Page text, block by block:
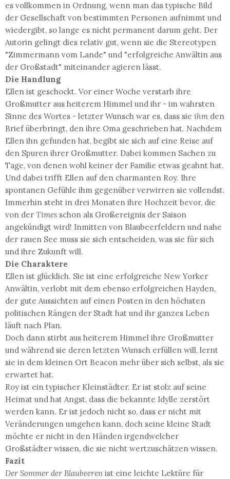
es vollkommen in Ordnung, wenn man das typische Bild
der Gesellschaft von bestimmten Personen aufnimmt und
wiedergibt, so lange es nicht permanent darum geht. Der
Autorin gelingt dies relativ gut, wenn sie die Stereotypen
"Zimmermann vom Lande" und "erfolgreiche Anwältin aus
der Großstadt" miteinander agieren lässt.
Die Handlung
Ellen ist geschockt. Vor einer Woche verstarb ihre
Großmutter aus heiterem Himmel und ihr - im wahrsten
Sinne des Wortes - letzter Wunsch war es, dass sie ihm den
Brief überbringt, den ihre Oma geschrieben hat. Nachdem
Ellen ihn gefunden hat, begibt sie sich auf eine Reise auf
den Spuren ihrer Großmutter. Dabei kommen Sachen zu
Tage, von denen wohl keiner der Familie etwas geahnt hat.
Und dabei trifft Ellen auf den charmanten Roy. Ihre
spontanen Gefühle ihm gegenüber verwirren sie vollendst.
Immerhin steht in drei Monaten ihre Hochzeit bevor, die
von der Times schon als Großereignis der Saison
angekündigt wird! Inmitten von Blaubeerfeldern und nahe
der rauen See muss sie sich entscheiden, was sie für sich
und ihre Zukunft will.
Die Charaktere
Ellen ist glücklich. Sie ist eine erfolgreiche New Yorker
Anwältin, verlobt mit dem ebenso erfolgreichen Hayden,
der gute Aussichten auf einen Posten in den höchsten
politischen Rängen der Stadt hat und ihr ganzes Leben
läuft nach Plan.
Doch dann stirbt aus heiterem Himmel ihre Großmutter
und während sie deren letzten Wunsch erfüllen will, lernt
sie in dem kleinen Ort Beacon mehr über sich selbst, als sie
erwartet hat.
Roy ist ein typischer Kleinstädter. Er ist stolz auf seine
Heimat und hat Angst, dass die bekannte Idylle zerstört
werden kann. Er ist jedoch nicht so, dass er nicht mit
Veränderungen umgehen kann, doch seine kleine Stadt
möchte er nicht in den Händen irgendwelcher
Großstädter wissen, die sie nicht wertzuschätzen wissen.
Fazit
Der Sommer der Blaubeeren ist eine leichte Lektüre für